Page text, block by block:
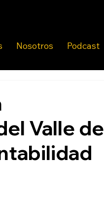
Nosotros Podcast
Valle de